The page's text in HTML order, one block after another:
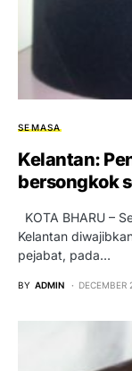
SEMASA
Kelantan:
bersongkok
KOTA BHARU –
Kelantan
pejabat, pada…
BY ADMIN DECEMBER